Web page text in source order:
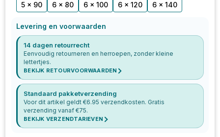
5 x 90
6 x 80 6 x 100 6 x 120 6 x 140
Levering en voorwaarden
14 dagen retourrecht
Eenvoudig retourneren en herroepen, zonder kleine
lettertjes.
BEKIJK RETOURVOORWAARDEN
Standaard pakketverzending
Voor dit artikel geldt €6.95 verzendkosten. Gratis
verzending vanaf €75.
BEKIJK VERZENDTARIEVEN